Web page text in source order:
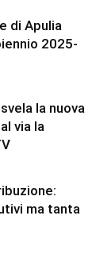
di Apulia
2025-
la nuova
via la
ma tanta